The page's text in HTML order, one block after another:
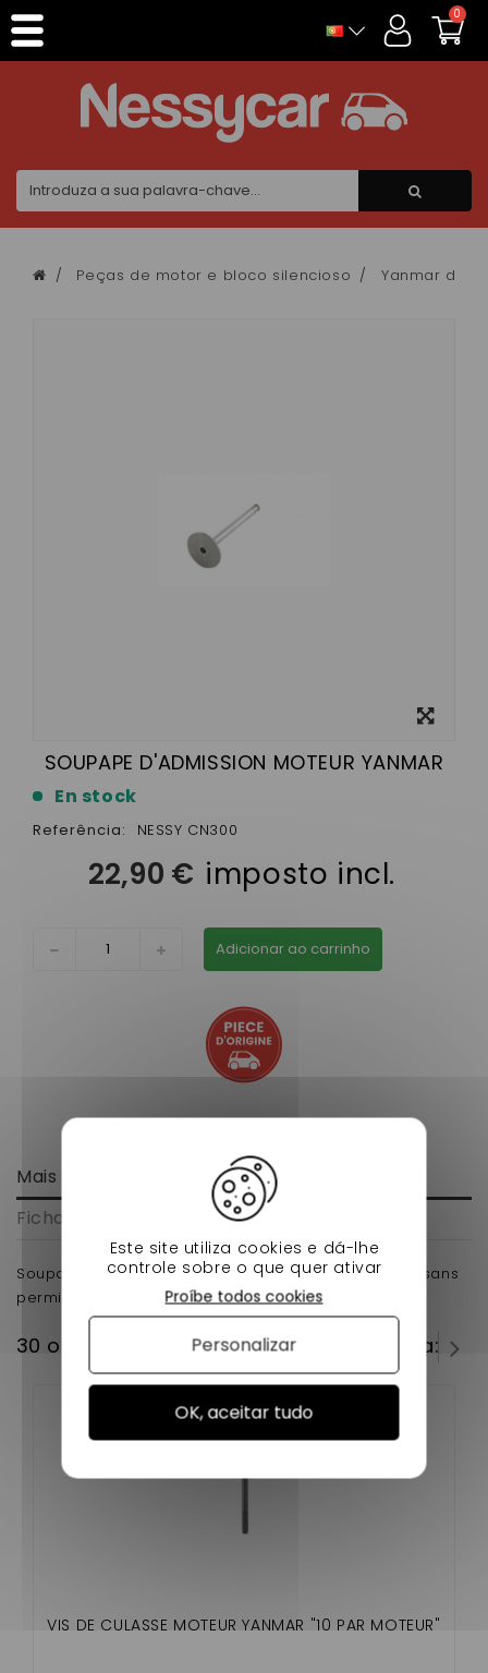
0
Peças de motor e bloco silencioso Yanmar de
SOUPAPE D'ADMISSION MOTEUR YANMAR
En stock
Referência: NESSY CN300
22,90 € imposto incl.
Adicionar ao carrinho
Mais informação
Ficha de dados
Soupape d'admission moteur yanmar pour voiture sans
permis chatenet microcar bellier jdm
30 outros produtos na mesma categoria:
VIS DE CULASSE MOTEUR YANMAR "10 PAR MOTEUR"
Painel de Gerenciamento de Cookies
Este site utiliza cookies e dá-lhe
controle sobre o que quer ativar
OK, aceitar tudo
Proíbe todos cookies
Personalizar